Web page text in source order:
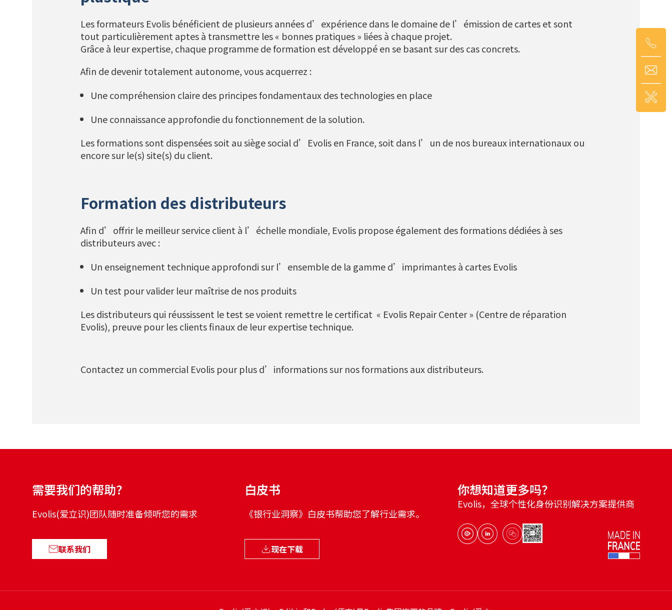
Les formateurs Evolis bénéficient de plusieurs années d’expérience dans le domaine de l’émission de cartes et sont
tout particulièrement aptes à transmettre les « bonnes pratiques » liées à chaque projet.
Grâce à leur expertise, chaque programme de formation est développé en se basant sur des cas concrets.
Afin de devenir totalement autonome, vous acquerrez :
Une compréhension claire des principes fondamentaux des technologies en place
Une connaissance approfondie du fonctionnement de la solution.
Les formations sont dispensées soit au siège social d’Evolis en France, soit dans l’un de nos bureaux internationaux ou
encore sur le(s) site(s) du client.
Formation des distributeurs
Afin d’offrir le meilleur service client à l’échelle mondiale, Evolis propose également des formations dédiées à ses
distributeurs avec :
Un enseignement technique approfondi sur l’ensemble de la gamme d’imprimantes à cartes Evolis
Un test pour valider leur maîtrise de nos produits
Les distributeurs qui réussissent le test se voient remettre le certificat « Evolis Repair Center » (Centre de réparation
Evolis), preuve pour les clients finaux de leur expertise technique.
Contactez un commercial Evolis pour plus d’informations sur nos formations aux distributeurs.
需要我们的帮助？
Evolis(爱立识)团队随时准备倾听您的需求
联系我们
白皮书
《银行业洞察》白皮书帮助您了解行业需求。
现在下载
你想知道更多吗？
Evolis，全球个性化身份识别解决方案提供商